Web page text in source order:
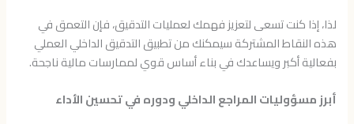
لذا، إذا كنت تسعى لتعزيز فهمك لعمليات التدقيق، فإن التعمق في
هذه النقاط المشتركة سيمكنك من تطبيق التدقيق الداخلي العملي
بفعالية أكبر ويساعدك في بناء أساس قوي لممارسات مالية ناجحة.
أبرز مسؤوليات المراجع الداخلي ودوره في تحسين الأداء